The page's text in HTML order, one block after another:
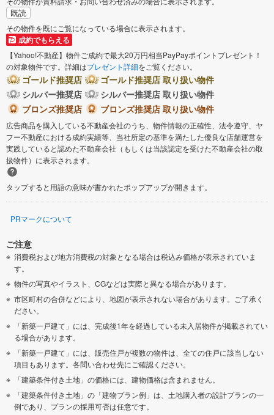
既読
その物件を既にご覧になっている場合に表示されます。
成約でもらえる
【Yahoo!不動産】物件ご成約で最大20万円相当PayPayポイントプレゼント！
の対象物件です。詳細はプレゼント詳細をご覧ください。
ゴールド推奨店
ゴールド推奨店 取り扱い物件
シルバー推奨店
シルバー推奨店 取り扱い物件
ブロンズ推奨店
ブロンズ推奨店 取り扱い物件
広告商品を購入している不動産会社のうち、物件情報の正確性、法令遵守、ヤ
フー不動産における成約実績等、当社所定の基準を満たした優良な店舗運営を
実践していると認めた不動産会社（もしくは当該認定を受けた不動産会社の取
扱物件）に表示されます。
タップすると用語の意味が書かれたポップアップが開きます。
PRマークについて
ご注意
消費税および地方消費税の対象となる場合は税込み価格が表示されていま
す。
物件の写真やイラスト、CGなどは実際と異なる場合があります。
市区町村の合併などにより、地図が表示されない場合があります。ご了承く
ださい。
「新築一戸建て」には、完成後1年を経過している未入居物件が掲載されてい
る場合があります。
「新築一戸建て」には、販売住戸が複数の物件は、全ての住戸に該当しない
項目もあります。各問い合わせ先にご確認ください。
「建築条件付き土地」の価格には、建物価格は含まれません。
「建築条件付き土地」の「建物プラン例」は、土地購入者の設計プランの一
例であり、プランの採用可否は任意です。